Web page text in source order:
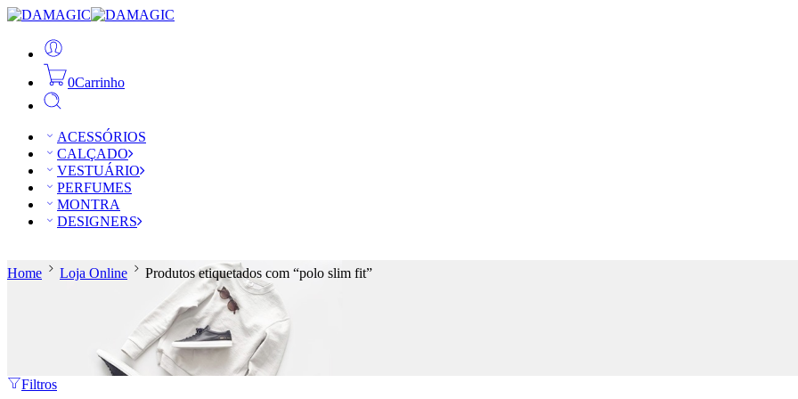
0Carrinho
ACESSÓRIOS
CALÇADO
VESTUÁRIO
PERFUMES
MONTRA
DESIGNERS
Home Loja Online Produtos etiquetados com “polo slim fit”
Filtros